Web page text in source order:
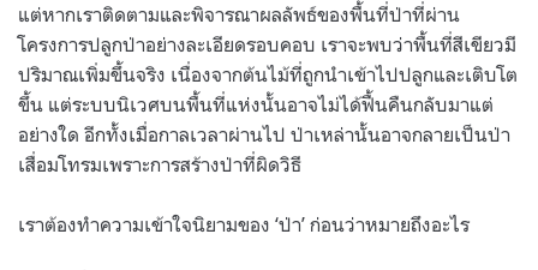
แต่หากเราติดตามและพิจารณาผลลัพธ์ของพื้นที่ป่าที่ผ่าน
โครงการปลูกป่าอย่างละเอียดรอบคอบ เราจะพบว่าพื้นที่สีเขียวมี
ปริมาณเพิ่มขึ้นจริง เนื่องจากต้นไม้ที่ถูกนำเข้าไปปลูกและเติบโต
ขึ้น แต่ระบบนิเวศบนพื้นที่แห่งนั้นอาจไม่ได้ฟื้นคืนกลับมาแต่
อย่างใด อีกทั้งเมื่อกาลเวลาผ่านไป ป่าเหล่านั้นอาจกลายเป็นป่า
เสื่อมโทรมเพราะการสร้างป่าที่ผิดวิธี
เราต้องทำความเข้าใจนิยามของ ‘ป่า’ ก่อนว่าหมายถึงอะไร